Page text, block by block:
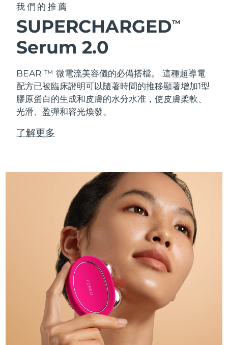
我們的推薦
SUPERCHARGEDTM
Serum 2.0
BEAR ™ 微電流美容儀的必備搭檔。 這種超導電
配方已被臨床證明可以隨著時間的推移顯著增加1型
膠原蛋白的生成和皮膚的水分水准，使皮膚柔軟、
光滑、盈彈和容光煥發。
了解更多